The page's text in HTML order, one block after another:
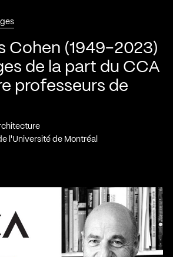
Cohen (1949-2023)
de la part du CCA
professeurs de
l'Université de Montréal